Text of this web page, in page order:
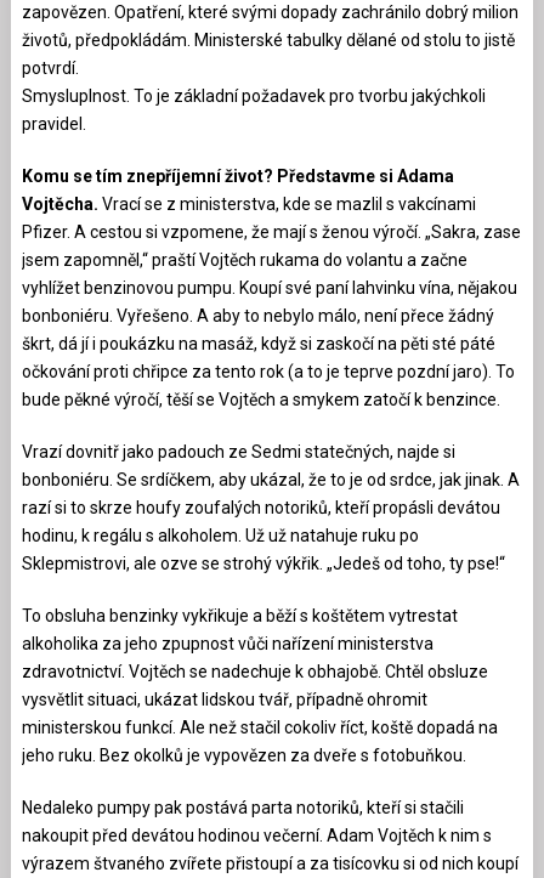
zapovězen. Opatření, které svými dopady zachránilo dobrý milion
životů, předpokládám. Ministerské tabulky dělané od stolu to jistě
potvrdí.
Smysluplnost. To je základní požadavek pro tvorbu jakýchkoli
pravidel.
Komu se tím znepříjemní život? Představme si Adama
Vojtěcha. Vrací se z ministerstva, kde se mazlil s vakcínami
Pfizer. A cestou si vzpomene, že mají s ženou výročí. „Sakra, zase
jsem zapomněl,“ praští Vojtěch rukama do volantu a začne
vyhlížet benzinovou pumpu. Koupí své paní lahvinku vína, nějakou
bonboniéru. Vyřešeno. A aby to nebylo málo, není přece žádný
škrt, dá jí i poukázku na masáž, když si zaskočí na pěti sté páté
očkování proti chřipce za tento rok (a to je teprve pozdní jaro). To
bude pěkné výročí, těší se Vojtěch a smykem zatočí k benzince.
Vrazí dovnitř jako padouch ze Sedmi statečných, najde si
bonboniéru. Se srdíčkem, aby ukázal, že to je od srdce, jak jinak. A
razí si to skrze houfy zoufalých notoriků, kteří propásli devátou
hodinu, k regálu s alkoholem. Už už natahuje ruku po
Sklepmistrovi, ale ozve se strohý výkřik. „Jedeš od toho, ty pse!“
To obsluha benzinky vykřikuje a běží s koštětem vytrestat
alkoholika za jeho zpupnost vůči nařízení ministerstva
zdravotnictví. Vojtěch se nadechuje k obhajobě. Chtěl obsluze
vysvětlit situaci, ukázat lidskou tvář, případně ohromit
ministerskou funkcí. Ale než stačil cokoliv říct, koště dopadá na
jeho ruku. Bez okolků je vypovězen za dveře s fotobuňkou.
Nedaleko pumpy pak postává parta notoriků, kteří si stačili
nakoupit před devátou hodinou večerní. Adam Vojtěch k nim s
výrazem štvaného zvířete přistoupí a za tisícovku si od nich koupí